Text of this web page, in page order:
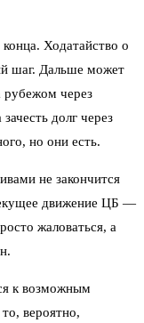
Ходатайство о
шаг. Дальше может
рубежом через
долг через
но они есть.
не закончится
движение ЦБ —
жаловаться, а
к возможным
вероятно,